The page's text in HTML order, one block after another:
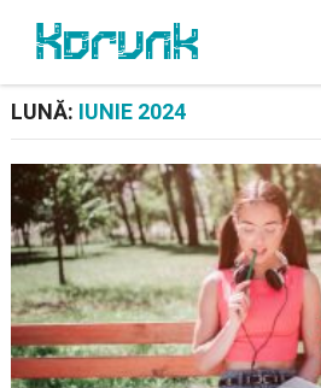
LUNĂ: IUNIE 2024